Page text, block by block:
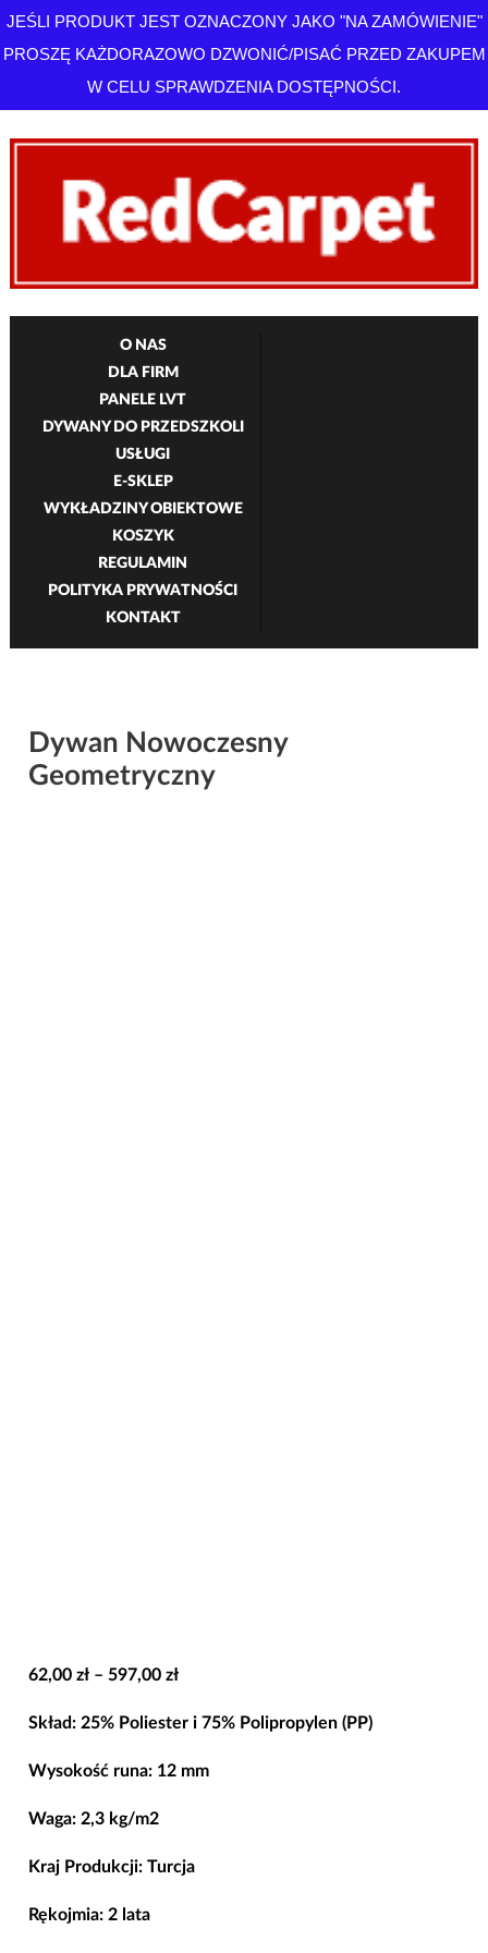
JEŚLI PRODUKT JEST OZNACZONY JAKO "NA ZAMÓWIENIE"
PROSZĘ KAŻDORAZOWO DZWONIĆ/PISAĆ PRZED ZAKUPEM
W CELU SPRAWDZENIA DOSTĘPNOŚCI.
O NAS
DLA FIRM
PANELE LVT
DYWANY DO PRZEDSZKOLI
USŁUGI
E-SKLEP
WYKŁADZINY OBIEKTOWE
KOSZYK
REGULAMIN
POLITYKA PRYWATNOŚCI
KONTAKT
Dywan Nowoczesny
Geometryczny
62,00 zł – 597,00 złZakres
od
62,00 zł
Skład: 25% Poliester i 75% Polipropylen (PP)
Wysokość runa: 12 mm
Waga: 2,3 kg/m2
Kraj Produkcji: Turcja
Rękojmia: 2 lata